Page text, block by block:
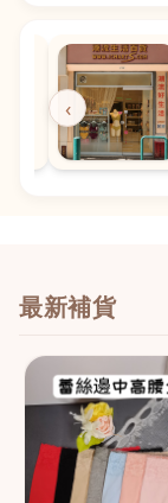
‹
最新補貨